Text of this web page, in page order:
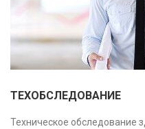
ТЕХОБСЛЕДОВАНИЕ
Техническое обследование